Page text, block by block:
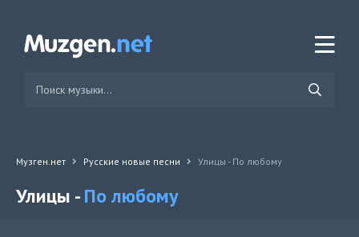
Музген.нет Русские новые песни Улицы - По любому
Улицы -По любому